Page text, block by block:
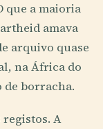
que a maioria
amava
arquivo quase
na África do
de borracha.
A